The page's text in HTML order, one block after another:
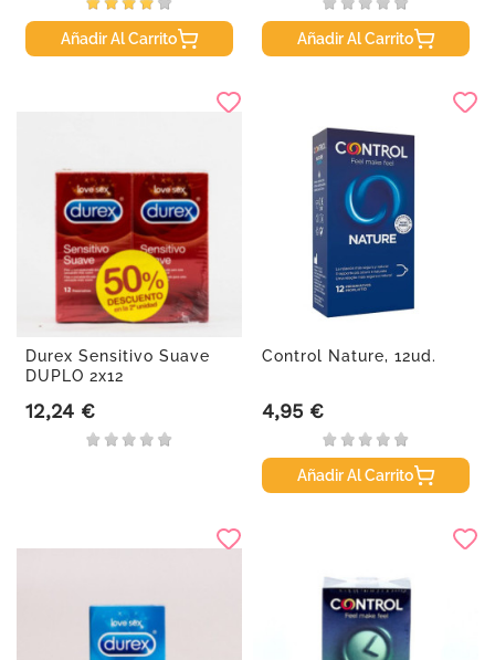
Añadir Al Carrito Añadir Al Carrito
Durex Sensitivo Suave
DUPLO 2x12
Precio
12,24 €
Control Nature, 12ud.
Precio
4,95 €
Añadir Al Carrito